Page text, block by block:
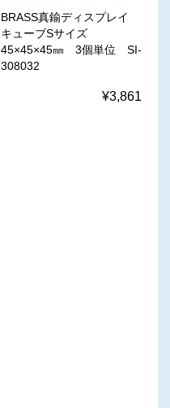
BRASS真鍮ディスプレイ
キューブSサイズ
45×45×45㎜ 3個単位 SI-
308032
¥3,861